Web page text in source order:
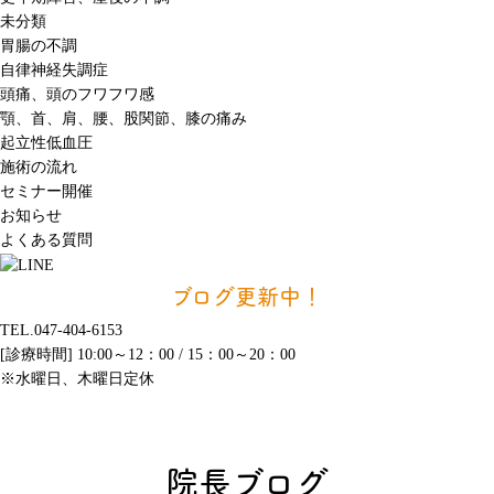
未分類
胃腸の不調
自律神経失調症
頭痛、頭のフワフワ感
顎、首、肩、腰、股関節、膝の痛み
起立性低血圧
施術の流れ
セミナー開催
お知らせ
よくある質問
ブログ更新中！
TEL.047-404-6153
[診療時間] 10:00～12：00 / 15：00～20：00
※水曜日、木曜日定休
院長ブログ